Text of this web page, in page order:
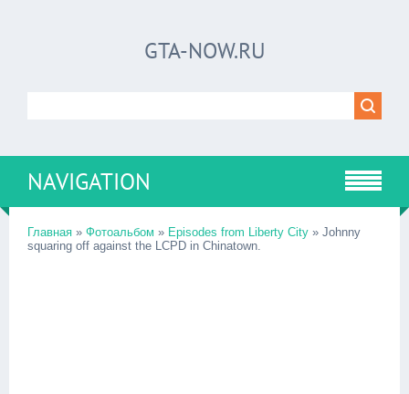
GTA-NOW.RU
NAVIGATION
Главная » Фотоальбом » Episodes from Liberty City » Johnny
squaring off against the LCPD in Chinatown.